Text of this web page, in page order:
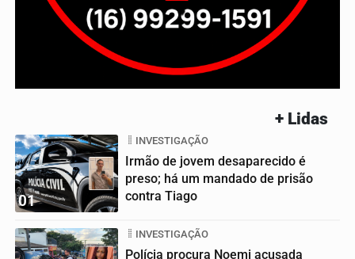
+ Lidas
01
INVESTIGAÇÃO
Irmão de jovem desaparecido é
preso; há um mandado de prisão
contra Tiago
INVESTIGAÇÃO
Polícia procura Noemi acusada